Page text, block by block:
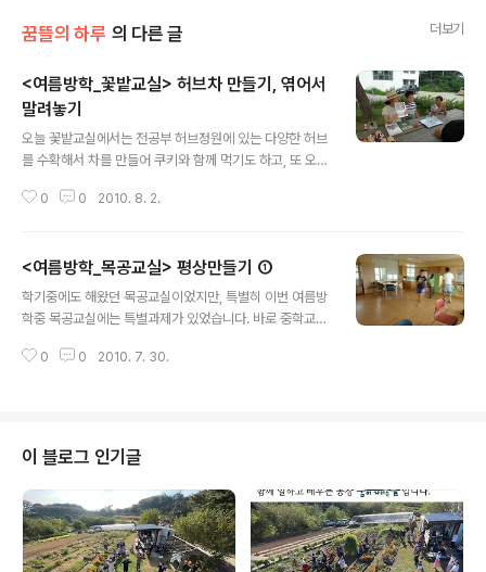
꿈뜰의 하루 의 다른 글 더보기
<여름방학_꽃밭교실> 허브차 만들기, 엮어서
말려놓기
오늘 꽃밭교실에서는 전공부 허브정원에 있는 다양한 허브
를 수확해서 차를 만들어 쿠키와 함께 먹기도 하고, 또 오래
남지현언니가 돌보는 허브정원이 처음 보기에는 조금 작아
브들을 채취해서 직접 만져도 보고, 냄새도 맡아보고, 뜨거
운 물을 부어 차로도 마시고, 엮어서 말려놓기도 했습니다.
허브차를 마시면 몸과 마음에 안정을 가져다 준다고 하네
공부를 잘하네요^^ + 꿈뜰온실에서는 꺽꽂이한 국화가 잘
0 0 2010. 8. 2.
<여름방학_목공교실> 평상만들기 ①
학기중에도 해왔던 목공교실이었지만, 특별히 이번 여름방
학중 목공교실에는 특별과제가 있었습니다. 바로 중학교
을 어디에 놓을까? 어떤 쓰임새가 있으면 좋을까? 그 쓰임
멋지게 나올지 슬그머니 기대를 해봅니다.
0 0 2010. 7. 30.
이 블로그 인기글